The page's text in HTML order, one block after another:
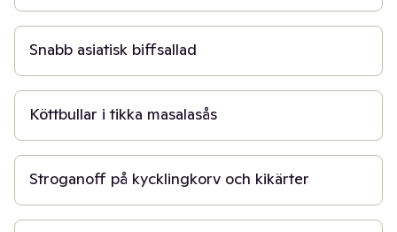
20 min
Snabb asiatisk biffsallad
30 min
Köttbullar i tikka masalasås
20 min
Stroganoff på kycklingkorv och kikärter
20 min